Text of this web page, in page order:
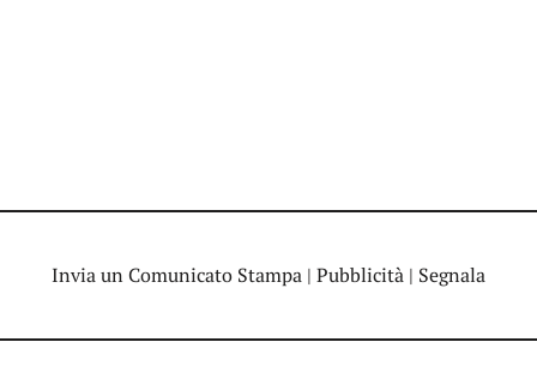
Invia un Comunicato Stampa | Pubblicità | Segnala